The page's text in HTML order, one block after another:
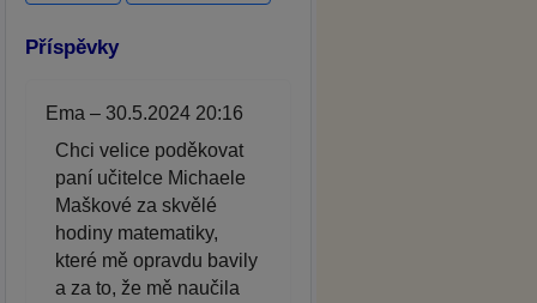
Příspěvky
Ema – 30.5.2024 20:16
Chci velice poděkovat
paní učitelce Michaele
Maškové za skvělé
hodiny matematiky,
které mě opravdu bavily
a za to, že mě naučila